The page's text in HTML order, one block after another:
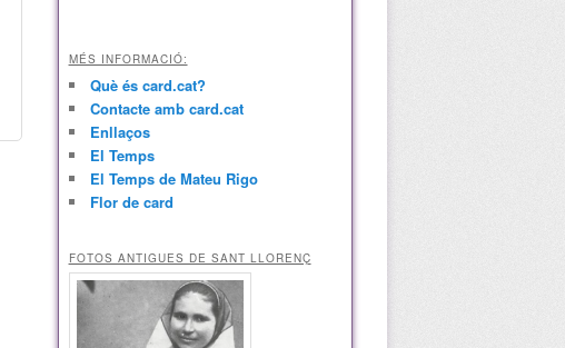
MÉS INFORMACIÓ:
Què és card.cat?
Contacte amb card.cat
Enllaços
El Temps
El Temps de Mateu Rigo
Flor de card
FOTOS ANTIGUES DE SANT LLORENÇ